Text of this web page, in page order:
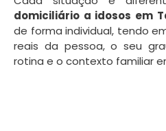
domiciliário a idosos em
de forma individual, tendo
reais da pessoa, o seu
rotina e o contexto familiar